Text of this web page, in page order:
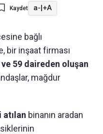
Kaydet a- +A
bağlı
bir inşaat firması
ve 59 daireden oluşan
mağdur
atılan binanın aradan